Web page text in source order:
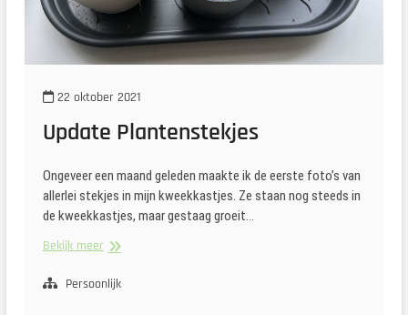
22 oktober 2021
Update Plantenstekjes
Ongeveer een maand geleden maakte ik de eerste foto’s van
allerlei stekjes in mijn kweekkastjes. Ze staan nog steeds in
de kweekkastjes, maar gestaag groeit…
Bekijk meerUpdate
Persoonlijk